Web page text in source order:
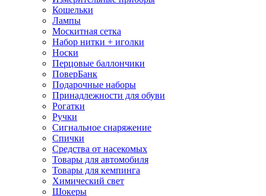
Кошельки
Лампы
Москитная сетка
Набор нитки + иголки
Носки
Перцовые баллончики
ПоверБанк
Подарочные наборы
Принадлежности для обуви
Рогатки
Ручки
Сигнальное снаряжение
Спички
Средства от насекомых
Товары для автомобиля
Товары для кемпинга
Химический свет
Шокеры